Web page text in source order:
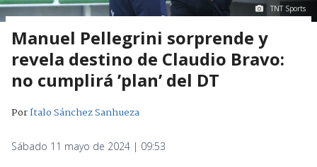
TNT Sports
Manuel Pellegrini sorprende y
revela destino de Claudio Bravo:
no cumplirá ’plan’ del DT
PorÍtalo Sánchez Sanhueza
Sábado 11 mayo de 2024 | 09:53